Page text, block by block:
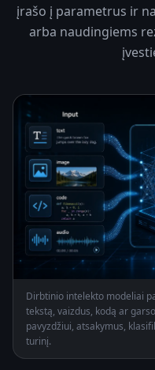
įrašo į parametrus ir
arba naudingiems
Dirbtinio intelekto modeliai
tekstą, vaizdus, kodą ar
pavyzdžiui, atsakymus,
turinį.